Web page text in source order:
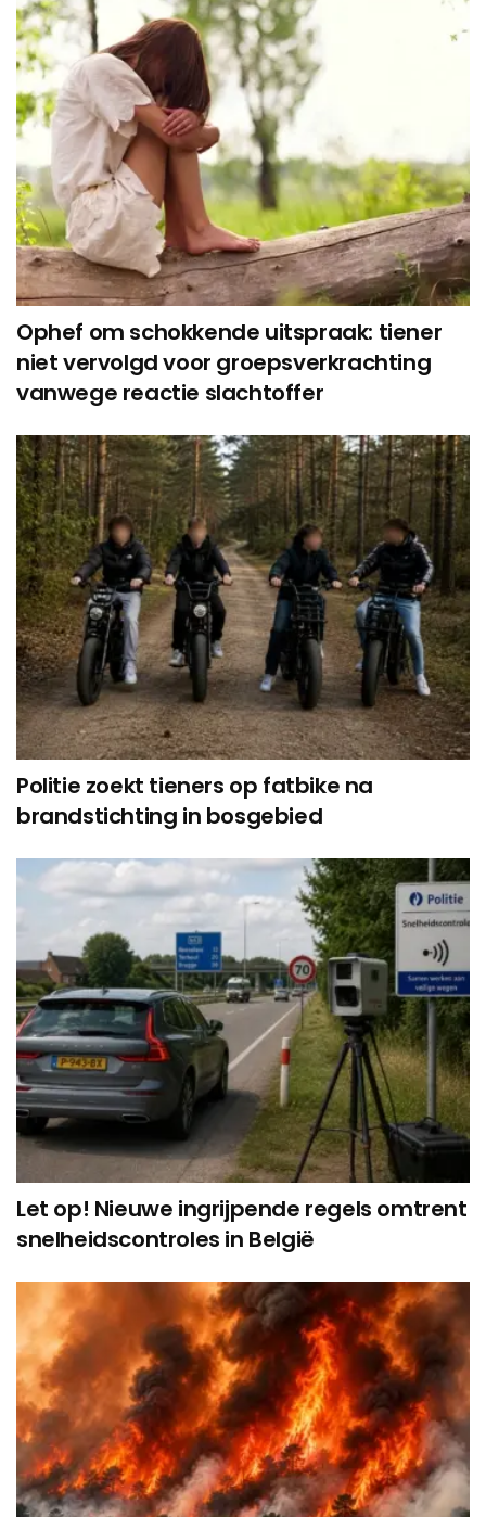
Ophef om schokkende uitspraak: tiener
niet vervolgd voor groepsverkrachting
vanwege reactie slachtoffer
Politie zoekt tieners op fatbike na
brandstichting in bosgebied
Let op! Nieuwe ingrijpende regels omtrent
snelheidscontroles in België